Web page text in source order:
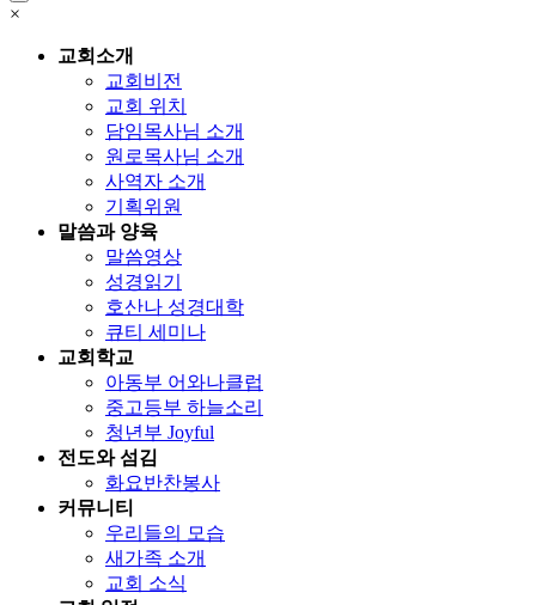
×
교회소개
교회비전
교회 위치
담임목사님 소개
원로목사님 소개
사역자 소개
기획위원
말씀과 양육
말씀영상
성경읽기
호산나 성경대학
큐티 세미나
교회학교
아동부 어와나클럽
중고등부 하늘소리
청년부 Joyful
전도와 섬김
화요반찬봉사
커뮤니티
우리들의 모습
새가족 소개
교회 소식